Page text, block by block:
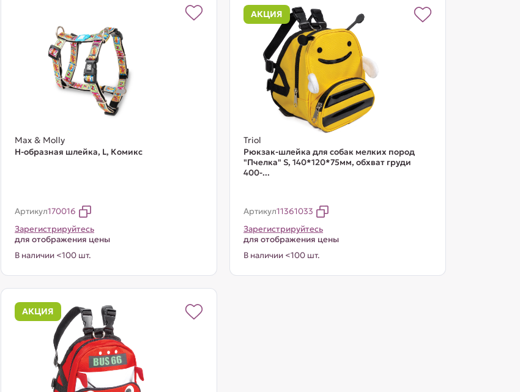
Max & Molly
Н-образная шлейка, L, Комикс
Артикул170016
Зарегистрируйтесь
для отображения цены
В наличии <100 шт.
АКЦИЯ
Triol
Рюкзак-шлейка для собак мелких пород
"Пчелка" S, 140*120*75мм, обхват груди
400-...
Артикул11361033
Зарегистрируйтесь
для отображения цены
В наличии <100 шт.
АКЦИЯ